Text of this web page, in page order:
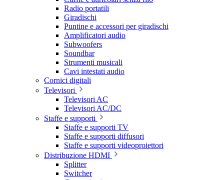
Radio portatili
Giradischi
Puntine e accessori per giradischi
Amplificatori audio
Subwoofers
Soundbar
Strumenti musicali
Cavi intestati audio
Cornici digitali
Televisori
Televisori AC
Televisori AC/DC
Staffe e supporti
Staffe e supporti TV
Staffe e supporti diffusori
Staffe e supporti videoproiettori
Distribuzione HDMI
Splitter
Switcher